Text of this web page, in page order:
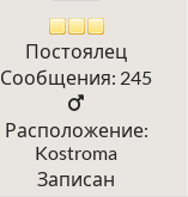
Постоялец
Сообщения: 245
Расположение:
Kostroma
Записан